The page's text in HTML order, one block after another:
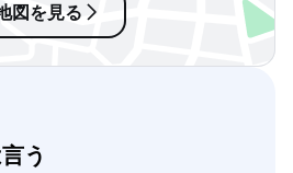
図を見る
う